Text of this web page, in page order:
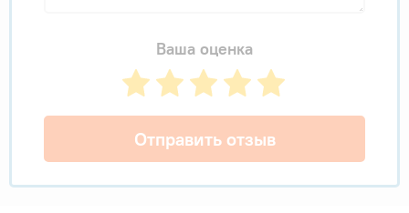
Ваша оценка
Отправить отзыв